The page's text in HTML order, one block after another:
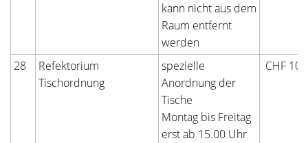
kann nicht aus dem
Raum entfernt
werden
28
Refektorium
Tischordnung
spezielle
Anordnung der
Tische
Montag bis Freitag
erst ab 15.00 Uhr
CHF